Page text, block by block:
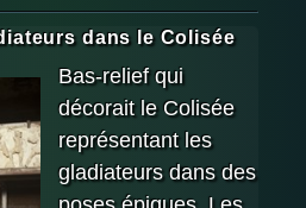
dans le Colisée
Bas-relief qui
décorait le Colisée
représentant les
gladiateurs dans des